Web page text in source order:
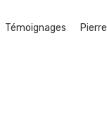
Témoignages Pierre